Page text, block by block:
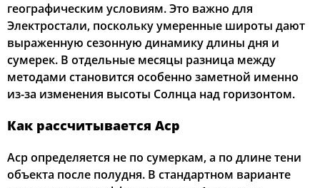
географическим условиям. Это важно для
Электростали, поскольку умеренные широты дают
выраженную сезонную динамику длины дня и
сумерек. В отдельные месяцы разница между
методами становится особенно заметной именно
из-за изменения высоты Солнца над горизонтом.
Как рассчитывается Аср
Аср определяется не по сумеркам, а по длине тени
объекта после полудня. В стандартном варианте